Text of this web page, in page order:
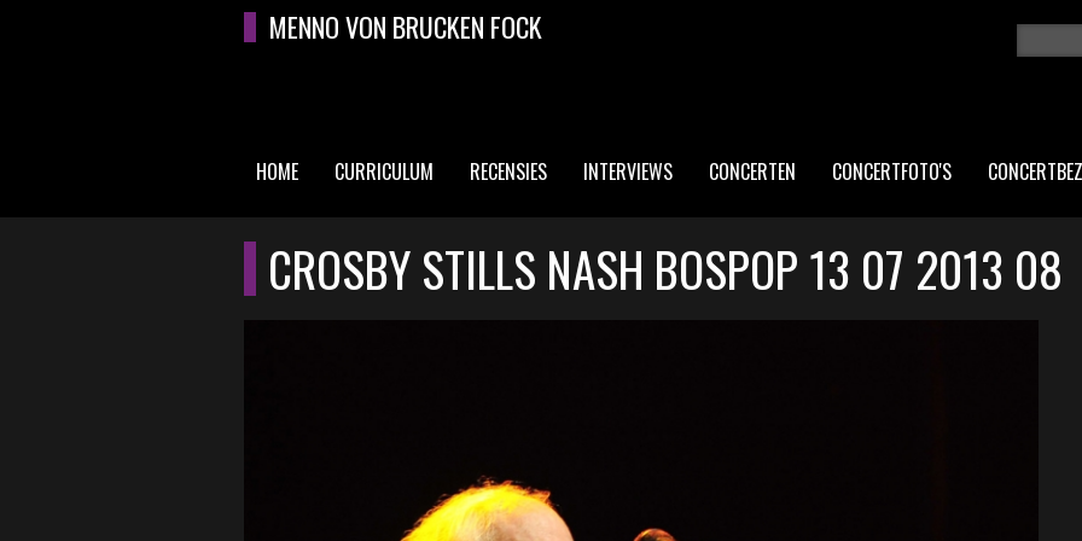
Overslaan en naar de algemene inhoud gaanMENNO VON BRUCKEN FOCK
HOOFDMENU
HOME CURRICULUM RECENSIES INTERVIEWS CONCERTEN CONCERTFOTO'S
CROSBY STILLS NASH BOSPOP 13 07 2013 08